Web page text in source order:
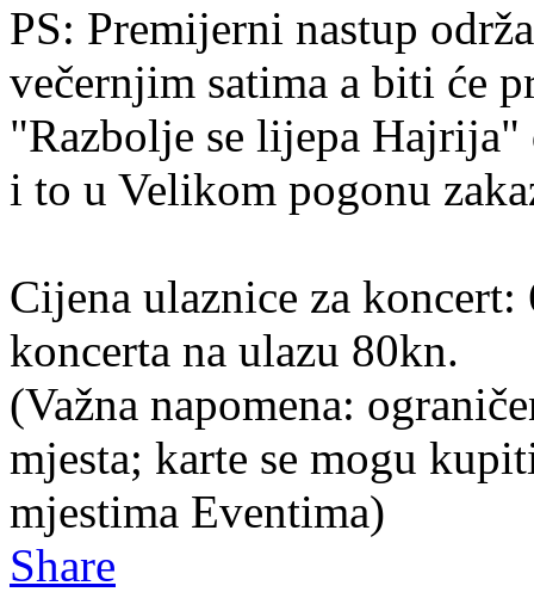
PS: Premijerni nastup
večernjim satima a biti će
"Razbolje se lijepa
i to u Velikom pogonu
Cijena ulaznice za
koncerta na ulazu 80kn.
(Važna napomena:
mjesta; karte se mogu
mjestima Eventima)
Share